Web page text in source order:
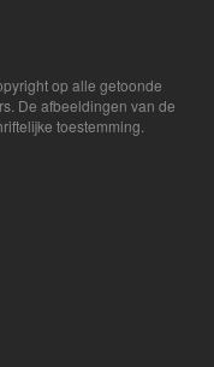
op alle getoonde
De afbeeldingen van de
toestemming.